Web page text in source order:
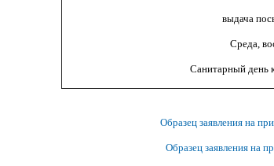
выдача
Среда,
Санитарный день
Образец заявления на
Образец заявления на